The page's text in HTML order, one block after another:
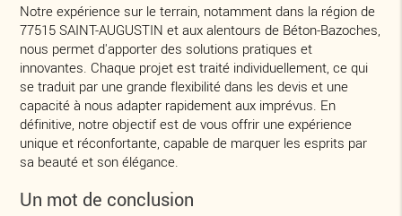
Notre expérience sur le terrain, notamment dans la région de
77515 SAINT-AUGUSTIN et aux alentours de Béton-Bazoches,
nous permet d'apporter des solutions pratiques et
innovantes. Chaque projet est traité individuellement, ce qui
se traduit par une grande flexibilité dans les devis et une
capacité à nous adapter rapidement aux imprévus. En
définitive, notre objectif est de vous offrir une expérience
unique et réconfortante, capable de marquer les esprits par
sa beauté et son élégance.
Un mot de conclusion